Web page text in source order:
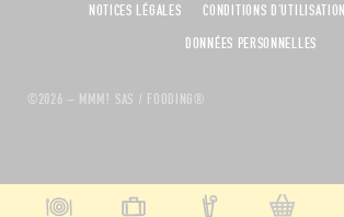
©2026 – MMM! SAS / FOODING®
NOTICES LÉGALES
CONDITIONS D'UTILISATION
DONNÉES PERSONNELLES